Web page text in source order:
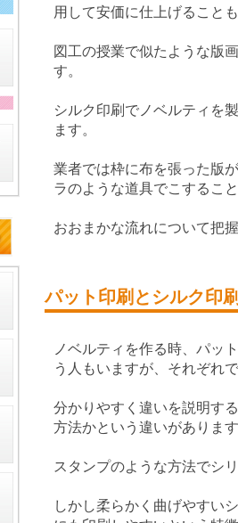
用して安価に仕上げること
図工の授業で似たような版
す。
シルク印刷でノベルティを
ます。
業者では枠に布を張った版
ラのような道具でこするこ
おおまかな流れについて把
パット印刷とシルク印
ノベルティを作る時、パッ
う人もいますが、それぞれ
分かりやすく違いを説明す
方法かという違いがありま
スタンプのような方法でシ
しかし柔らかく曲げやすい